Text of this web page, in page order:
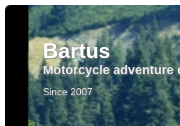
Bartus
Motorcycle adventure
Since 2007